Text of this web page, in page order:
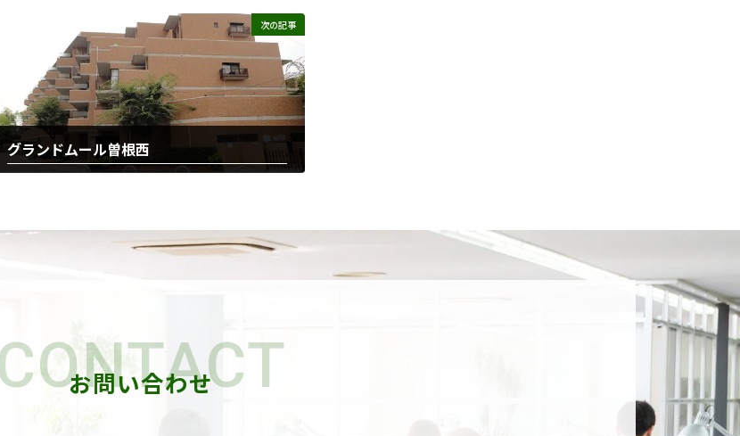
次の記事
グランドムール曽根西
お問い合わせ